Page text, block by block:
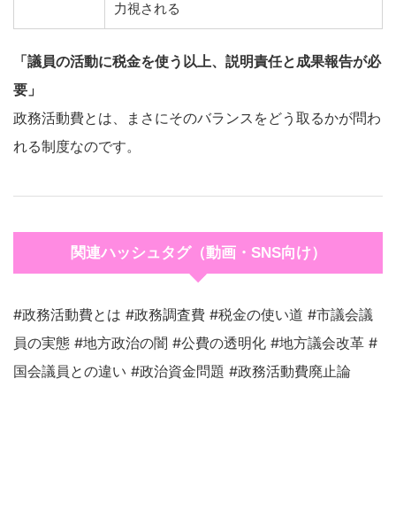
力視される
「議員の活動に税金を使う以上、説明責任と成果報告が必
要」
政務活動費とは、まさにそのバランスをどう取るかが問わ
れる制度なのです。
関連ハッシュタグ（動画・SNS向け）
#政務活動費とは #政務調査費 #税金の使い道 #市議会議
員の実態 #地方政治の闇 #公費の透明化 #地方議会改革 #
国会議員との違い #政治資金問題 #政務活動費廃止論